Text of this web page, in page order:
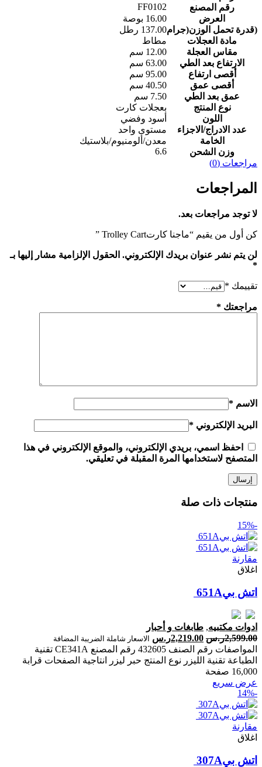
رقم المصنع
FF0102
العرض
‎16.00 بوصة‎
(قدرة تحمل الوزن(جرام‎137.00 رطل‎
مادة العجلات
مقاس العجلة
‎12.00 سم‎
الارتفاع بعد الطي
‎63.00 سم‎
أقصى ارتفاع
‎95.00 سم‎
أقصى عمق
‎40.50 سم‎
عمق بعد الطي
‎7.50 سم‎
نوع المنتج
بعجلات كارت
اللون
أسود وفضي
عدد الادراج/الاجزاء
مستوى واحد
الخامة
وزن الشحن
6.6
مراجعات (0)
المراجعات
لا توجد مراجعات بعد.
كن أول من يقيم “‎‎ماجنا كارت‎‎ ‎Trolley Cart‎”
لن يتم نشر عنوان بريدك الإلكتروني. الحقول الإلزامية مشار إليها بـ
*
تقييمك *
مراجعتك *
الاسم *
البريد الإلكتروني *
احفظ اسمي، بريدي الإلكتروني، والموقع الإلكتروني في هذا
المتصفح لاستخدامها المرة المقبلة في تعليقي.
منتجات ذات صلة
-15%
مقارنة
اغلاق
اتش بي‎‎ ‎651‎A‎
ادوات مكتبيه, طابغات و أحبار
2,599.00ر.س 2,219.00ر.س الاسعار شاملة الضريبة المضافة
المواصفات رقم الصنف 432605 رقم المصنع CE341A تقنية
الطباعة تقنية الليزر نوع المنتج حبر ليزر انتاجية الصفحات ‎قرابة
16,000 صفحة‎
عرض سريع
-14%
مقارنة
اغلاق